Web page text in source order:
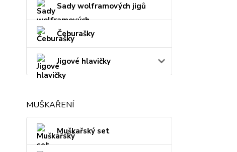
Sady wolframových jigů
Čeburašky
Jigové hlavičky
MUŠKAŘENÍ
Muškařský set